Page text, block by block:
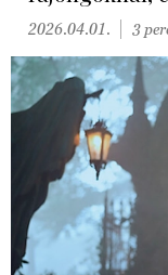
2026.04.01. 3